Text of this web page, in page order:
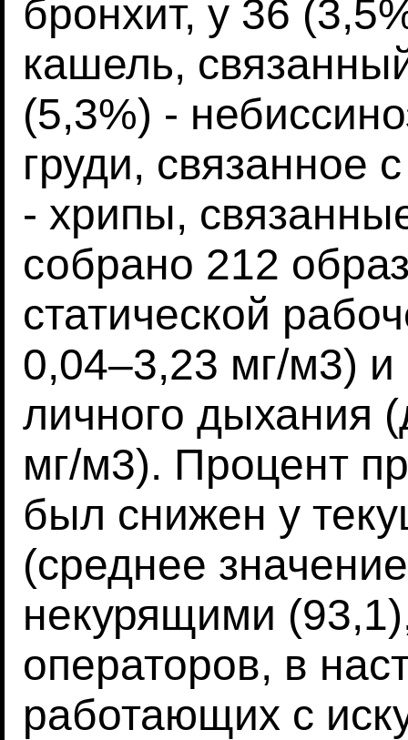
бронхит, у 36
кашель,
(5,3%) -
груди, связанное
- хрипы,
собрано 212
статической
0,04–3,23 мг/м3) и
личного дыхания
мг/м3). Процент
был снижен у
(среднее
некурящими
операторов, в
работающих с